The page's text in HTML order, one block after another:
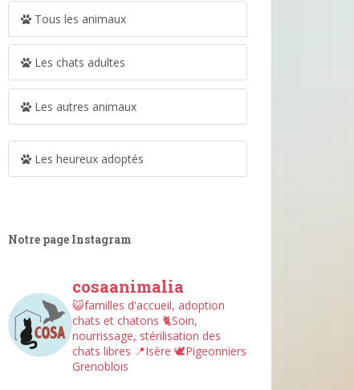
Tous les animaux
Les chats adultes
Les autres animaux
Les heureux adoptés
Notre page Instagram
cosaanimalia
😺familles d'accueil, adoption
chats et chatons 🐈Soin,
nourrissage, stérilisation des
chats libres 📍Isère 🕊︎Pigeonniers
Grenoblois